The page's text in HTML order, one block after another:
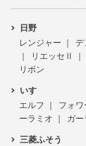
日野
レンジャー
デ
リエッセⅡ
リボン
いすゞ
エルフ
フォワ
ーラミオ
ガー
三菱ふそう